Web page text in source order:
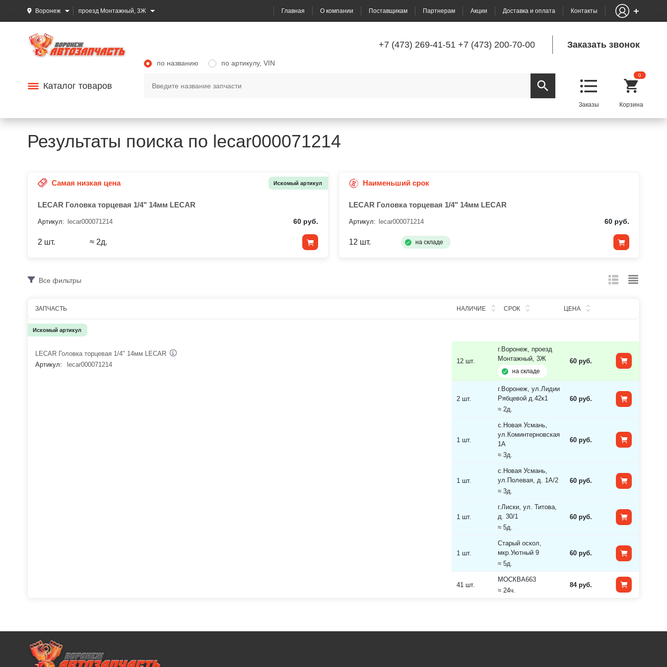
Воронеж проезд Монтажный, 3Ж Главная О компании Поставщикам Партнерам Акции Доставка и оплата Контакты
+7 (473) 269-41-51 +7 (473) 200-70-00 Заказать звонок
Каталог товаров
по названию по артикулу, VIN
0
Результаты поиска по lecar000071214
Самая низкая цена Искомый артикул
LECAR Головка торцевая 1/4" 14мм LECAR
Артикул: lecar000071214 60 руб.
2 шт. ≈ 2д.
Наименьший срок
LECAR Головка торцевая 1/4" 14мм LECAR
Артикул: lecar000071214 60 руб.
12 шт. на складе
Все фильтры
ЗАПЧАСТЬ НАЛИЧИЕ СРОК ЦЕНА
Искомый артикул
LECAR Головка торцевая 1/4" 14мм LECAR
Артикул:
lecar000071214 12 шт.
г.Воронеж, проезд
Монтажный, 3Ж
на складе
60 руб.
2 шт.
г.Воронеж, ул.Лидии
Рябцевой д.42к1
≈ 2д.
60 руб.
1 шт.
с.Новая Усмань,
ул.Коминтерновская
1А
≈ 3д.
60 руб.
1 шт.
с.Новая Усмань,
ул.Полевая, д. 1А/2
≈ 3д.
60 руб.
1 шт.
г.Лиски, ул. Титова,
д. 30/1
≈ 5д.
60 руб.
1 шт.
Старый оскол,
мкр.Уютный 9
≈ 5д.
60 руб.
41 шт.
МОСКВА663
≈ 24ч.
84 руб.